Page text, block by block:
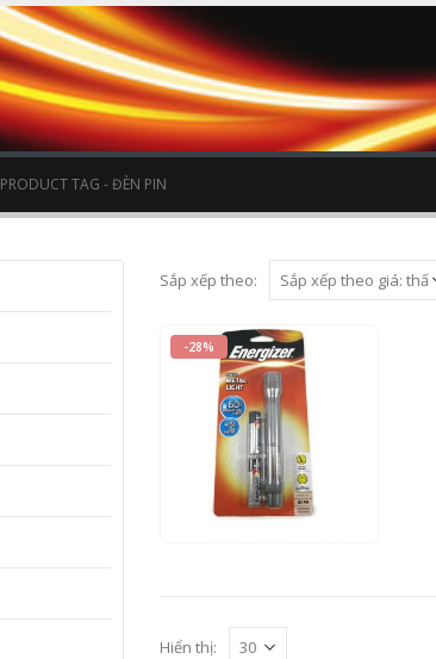
PRODUCT TAG -ĐÈN PIN
Sắp xếp theo:
-28%
out of 5
250.000 ₫
180.000₫
THÊM VÀO GIỎ HÀNG
XEM NHANH
Hiển thị: